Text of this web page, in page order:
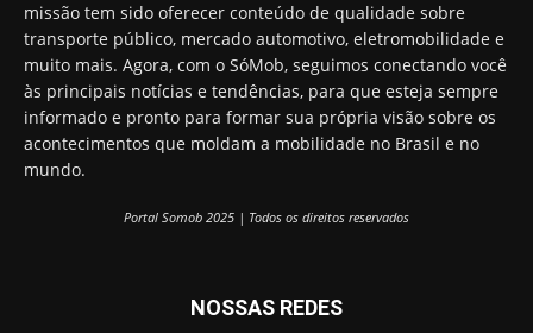
missão tem sido oferecer conteúdo de qualidade sobre
transporte público, mercado automotivo, eletromobilidade e
muito mais. Agora, com o SóMob, seguimos conectando você
às principais notícias e tendências, para que esteja sempre
informado e pronto para formar sua própria visão sobre os
acontecimentos que moldam a mobilidade no Brasil e no
mundo.
Portal Somob 2025 | Todos os direitos reservados
NOSSAS REDES